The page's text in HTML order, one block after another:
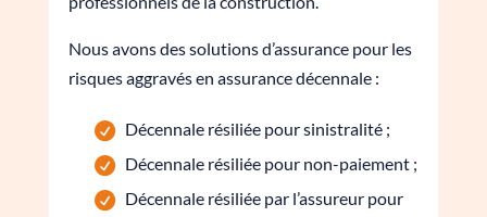
Nous avons des solutions d’assurance pour les
risques aggravés en assurance décennale :
Décennale résiliée pour sinistralité ;
Décennale résiliée pour non-paiement ;
Décennale résiliée par l’assureur pour